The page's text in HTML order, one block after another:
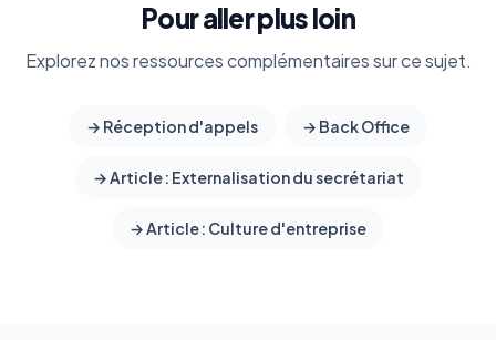
Pour aller plus loin
Explorez nos ressources complémentaires sur ce sujet.
→ Réception d'appels → Back Office
→ Article : Externalisation du secrétariat
→ Article : Culture d'entreprise